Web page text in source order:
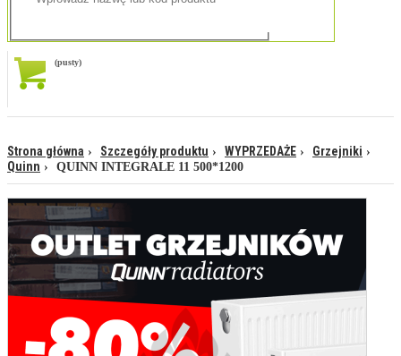
(pusty)
Strona główna Szczegóły produktu WYPRZEDAŻE
Grzejniki
Quinn
QUINN INTEGRALE 11 500*1200